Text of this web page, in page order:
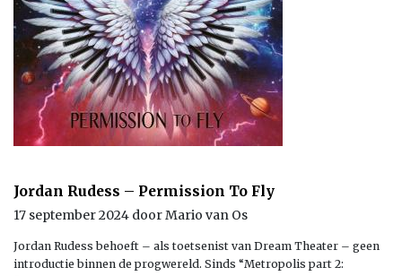
Jordan Rudess – Permission To Fly
17 september 2024 door Mario van Os
Jordan Rudess behoeft – als toetsenist van Dream Theater – geen
introductie binnen de progwereld. Sinds “Metropolis part 2: